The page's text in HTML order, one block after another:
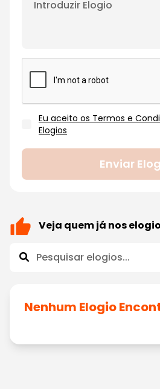
Veja quem já nos
Nenhum Elogio
Eu aceito os Termos e
Elogios
Enviar